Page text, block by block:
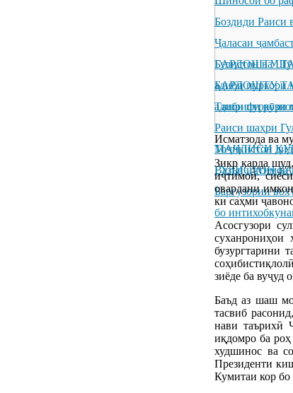
Боздиди Раиси
Ҷаласаи
Гулистон ва
БАРДОШТУ
адиби пуркори
БАРДОШТУ
адиби пуркори
Ташрифи
Раиси шаҳри
Тоҷикистон
МАҶЛИСИ
ГУЛИСТОН
Вазъи иҷтимоӣ
Баргузории
бо
Исматзода ва
Зикр карда
иҷтимоӣ,
овардани
ки саҳми
Асосгузори
суханрониҳои
бузургтарини
зиёде ба вуҷуд
Баъд аз шаш
тасвиб
нави таърихӣ
иқдомро ба
худшинос ва
Президенти
Кумитаи кор